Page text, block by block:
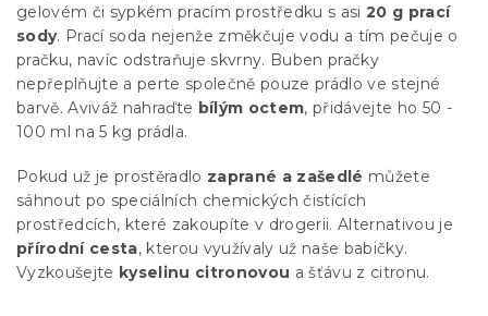
gelovém či sypkém pracím prostředku s asi 20 g prací
sody. Prací soda nejenže změkčuje vodu a tím pečuje o
pračku, navíc odstraňuje skvrny. Buben pračky
nepřeplňujte a perte společně pouze prádlo ve stejné
barvě. Aviváž nahraďte bílým octem, přidávejte ho 50 -
100 ml na 5 kg prádla.
Pokud už je prostěradlo zaprané a zašedlé můžete
sáhnout po speciálních chemických čistících
prostředcích, které zakoupíte v drogerii. Alternativou je
přírodní cesta, kterou využívaly už naše babičky.
Vyzkoušejte kyselinu citronovou a šťávu z citronu.